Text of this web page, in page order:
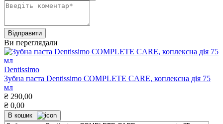
Ви переглядали
Dentissimo
Зубна паста Dentissimo COMPLETE CARE, коплексна дія 75
мл
₴ 290,00
₴ 0,00
В кошик